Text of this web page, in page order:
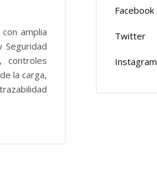
amplia
Seguridad
controles
la carga,
Facebook
Twitter
Instagram